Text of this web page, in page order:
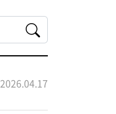
2026.04.17